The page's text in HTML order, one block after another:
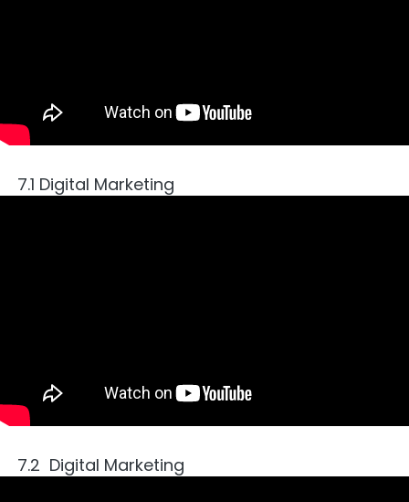
7.1 Digital Marketing
7.2 Digital Marketing